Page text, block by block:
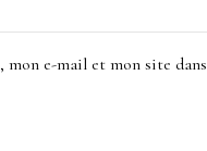
mon e-mail et mon site